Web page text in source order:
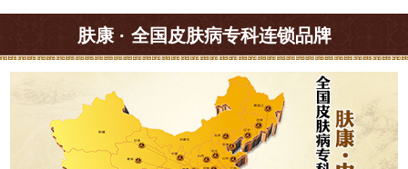
肤康 · 全国皮肤病专科连锁品牌